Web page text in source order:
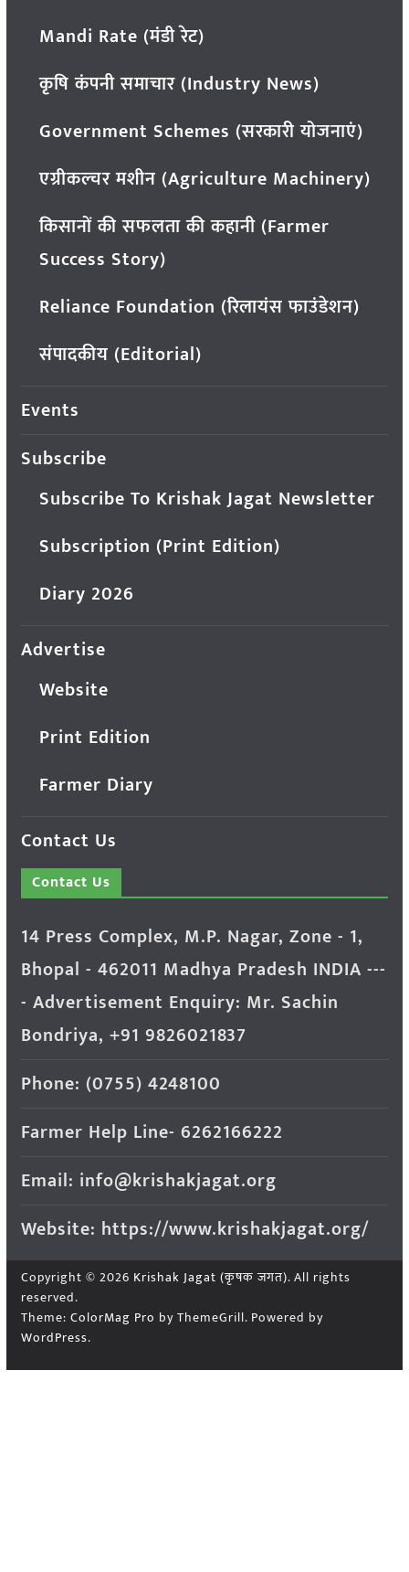
Mandi Rate (मंडी रेट)
कृषि कंपनी समाचार (Industry News)
Government Schemes (सरकारी योजनाएं)
एग्रीकल्चर मशीन (Agriculture Machinery)
किसानों की सफलता की कहानी (Farmer
Success Story)
Reliance Foundation (रिलायंस फाउंडेशन)
संपादकीय (Editorial)
Events
Subscribe
Subscribe To Krishak Jagat Newsletter
Subscription (Print Edition)
Diary 2026
Advertise
Website
Print Edition
Farmer Diary
Contact Us
Contact Us
14 Press Complex, M.P. Nagar, Zone - 1,
Bhopal - 462011 Madhya Pradesh INDIA ---
- Advertisement Enquiry: Mr. Sachin
Bondriya, +91 9826021837
Phone: (0755) 4248100
Farmer Help Line- 6262166222
Email: info@krishakjagat.org
Website: https://www.krishakjagat.org/
Copyright © 2026 Krishak Jagat (कृषक जगत). All rights
reserved.
Theme: ColorMag Pro by ThemeGrill. Powered by
WordPress.